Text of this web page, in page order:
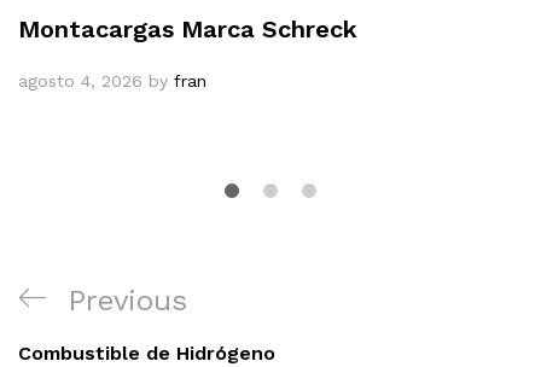
Montacargas Marca Schreck
agosto 4, 2026 by fran
Navegación
entradas
Previous
Post
Previous
Combustible de Hidrógeno